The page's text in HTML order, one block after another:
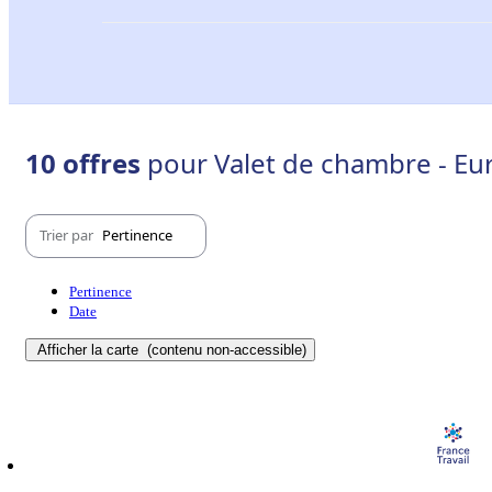
10 offres pour Valet de chambre -
Trier par Pertinence
Pertinence
Date
Afficher la carte (contenu non-accessible)